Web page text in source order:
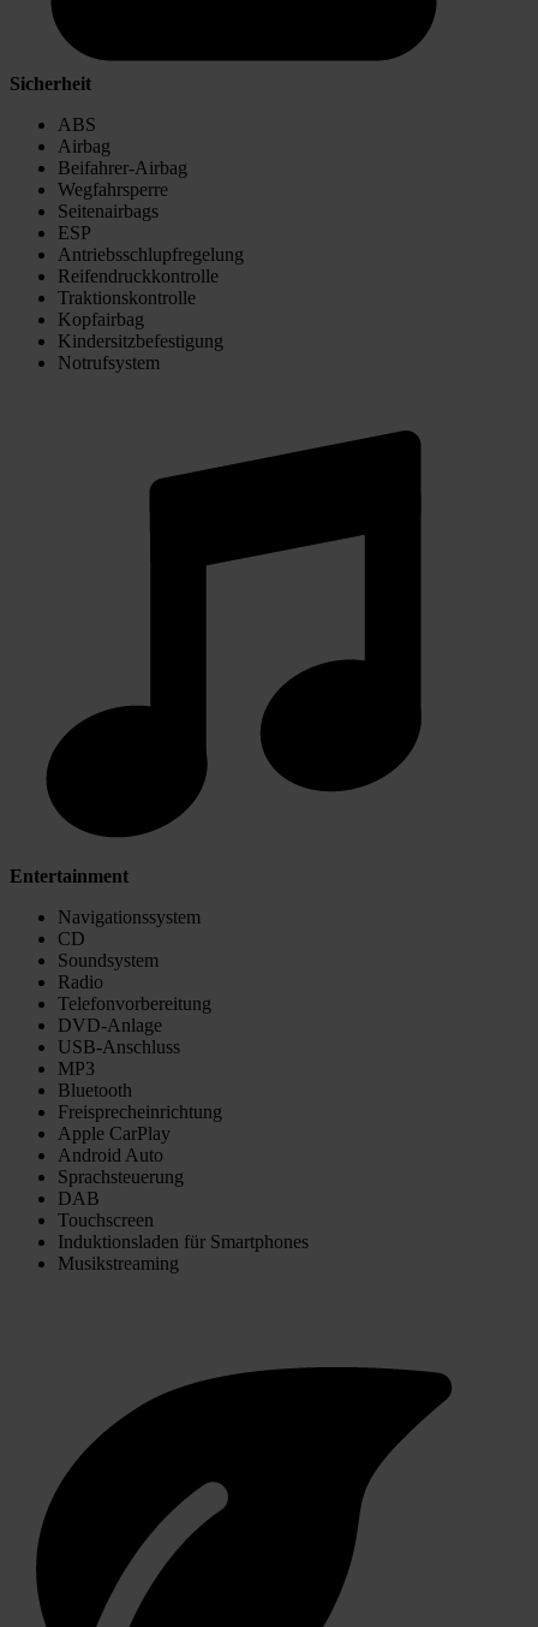
Sicherheit
ABS
Airbag
Beifahrer-Airbag
Wegfahrsperre
Seitenairbags
ESP
Antriebsschlupfregelung
Reifendruckkontrolle
Traktionskontrolle
Kopfairbag
Kindersitzbefestigung
Notrufsystem
Entertainment
Navigationssystem
CD
Soundsystem
Radio
Telefonvorbereitung
DVD-Anlage
USB-Anschluss
MP3
Bluetooth
Freisprecheinrichtung
Apple CarPlay
Android Auto
Sprachsteuerung
DAB
Touchscreen
Induktionsladen für Smartphones
Musikstreaming